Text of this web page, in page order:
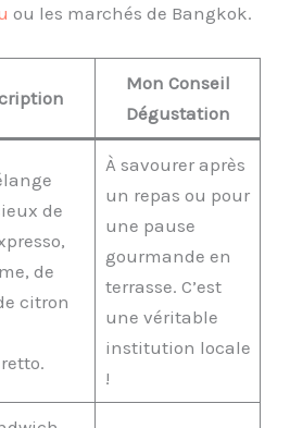
ou les marchés de Bangkok.
Mon Conseil
Dégustation
de
de
citron
À savourer après
un repas ou pour
une pause
gourmande en
terrasse. C’est
une véritable
institution locale
!